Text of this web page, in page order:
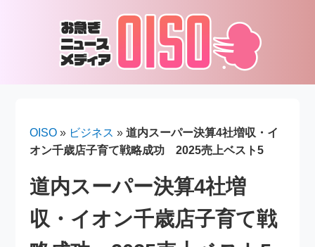
OISO » ビジネス »道内スーパー決算4社増収・イ
オン千歳店子育て戦略成功 2025売上ベスト5
道内スーパー決算4社増
収・イオン千歳店子育て戦